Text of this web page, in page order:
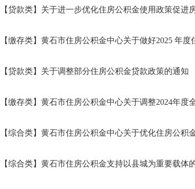
【贷款类】关于进一步优化住房公积金使用政策促进
【缴存类】黄石市住房公积金中心关于做好2025 年度
【贷款类】关于调整部分住房公积金贷款政策的通知
【缴存类】黄石市住房公积金中心关于调整2024年度
【综合类】黄石市住房公积金中心关于优化住房公积
【综合类】黄石市住房公积金支持以县城为重要载体